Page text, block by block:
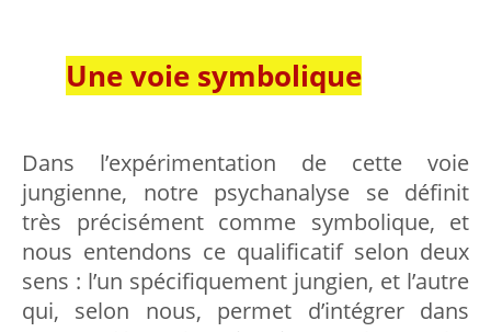
Une voie symbolique
Dans l’expérimentation de cette voie
jungienne, notre psychanalyse se définit
très précisément comme symbolique, et
nous entendons ce qualificatif selon deux
sens : l’un spécifiquement jungien, et l’autre
qui, selon nous, permet d’intégrer dans